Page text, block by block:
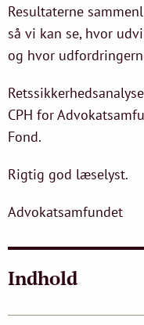
Resultaterne
så vi kan se, hvor
og hvor
CPH for
Fond.
Rigtig god læselyst.
Advokatsamfundet
Indhold